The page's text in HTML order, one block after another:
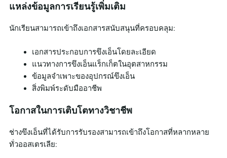
แหล่งข้อมูลการเรียนรู้เพิ่มเติม
นักเรียนสามารถเข้าถึงเอกสารสนับสนุนที่ครอบคลุม:
เอกสารประกอบการขึงเอ็นโดยละเอียด
แนวทางการขึงเอ็นแร็กเก็ตในอุตสาหกรรม
ข้อมูลจำเพาะของอุปกรณ์ขึงเอ็น
สิ่งพิมพ์ระดับมืออาชีพ
โอกาสในการเติบโตทางวิชาชีพ
ช่างขึงเอ็นที่ได้รับการรับรองสามารถเข้าถึงโอกาสที่หลากหลาย
ทั่วออสเตรเลีย: